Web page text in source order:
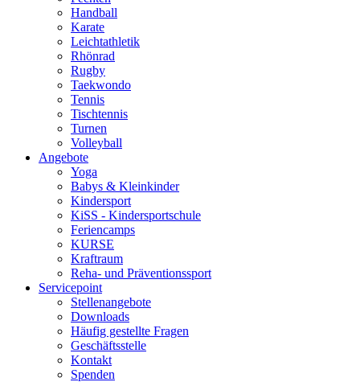
Handball
Karate
Leichtathletik
Rhönrad
Rugby
Taekwondo
Tennis
Tischtennis
Turnen
Volleyball
Angebote
Yoga
Babys & Kleinkinder
Kindersport
KiSS - Kindersportschule
Feriencamps
KURSE
Kraftraum
Reha- und Präventionssport
Servicepoint
Stellenangebote
Downloads
Häufig gestellte Fragen
Geschäftsstelle
Kontakt
Spenden